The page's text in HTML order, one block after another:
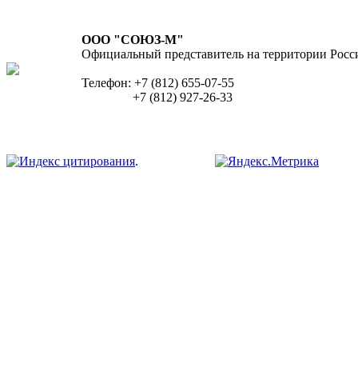
ООО "СОЮЗ-М"
Официальный представитель на территории
Телефон: +7 (812) 655-07-55
+7 (812) 927-26-33
.